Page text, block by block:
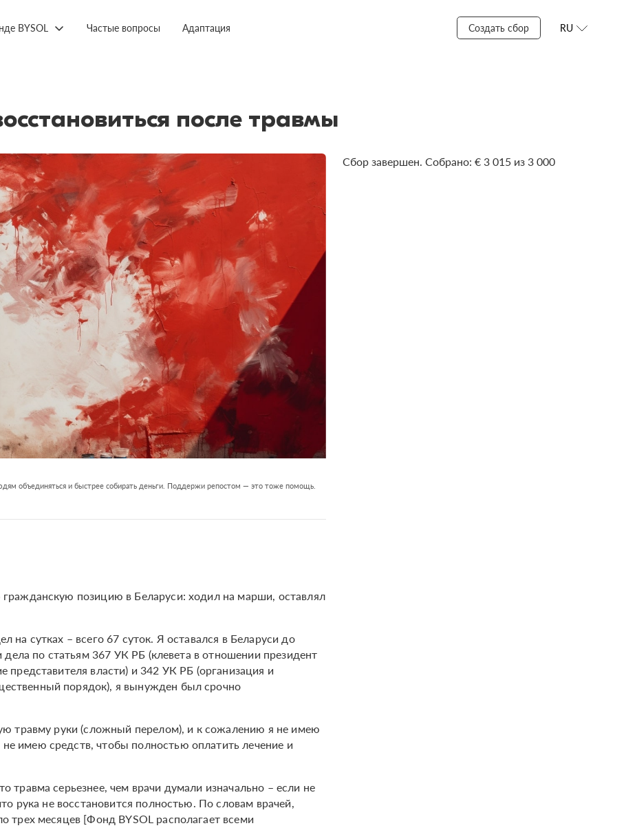
BYSOL Частые вопросы Адаптация Создать сбор RU
после травмы
объединяться и быстрее собирать деньги. Поддержи репостом — это тоже помощь.
позицию в Беларуси: ходил на марши, оставлял
на сутках – всего 67 суток. Я оставался в Беларуси до
дела по статьям 367 УК РБ (клевета в отношении президент
представителя власти) и 342 УК РБ (организация и
порядок), я вынужден был срочно
травму руки (сложный перелом), и к сожалению я не имею
имею средств, чтобы полностью оплатить лечение и
травма серьезнее, чем врачи думали изначально – если не
рука не восстановится полностью. По словам врачей,
трех месяцев ​​[Фонд BYSOL располагает всеми
Сбор завершен. Собрано: € 3 015 из 3 000